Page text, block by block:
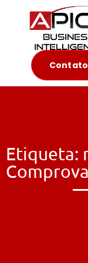
Contato
Etiqueta: